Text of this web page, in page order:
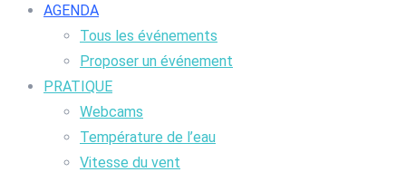
AGENDA
Tous les événements
Proposer un événement
PRATIQUE
Webcams
Température de l’eau
Vitesse du vent